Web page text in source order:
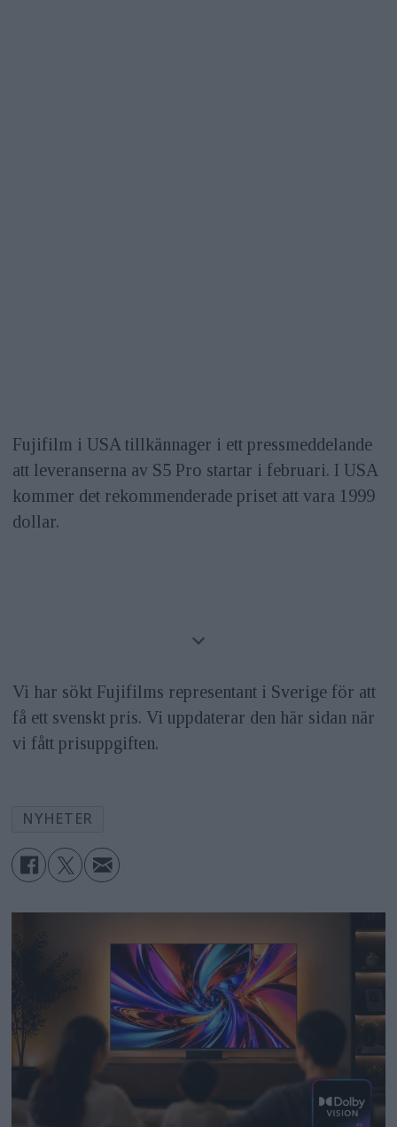
Fujifilm i USA tillkännager i ett pressmeddelande
att leveranserna av S5 Pro startar i februari. I USA
kommer det rekommenderade priset att vara 1999
dollar.
Vi har sökt Fujifilms representant i Sverige för att
få ett svenskt pris. Vi uppdaterar den här sidan när
vi fått prisuppgiften.
NYHETER